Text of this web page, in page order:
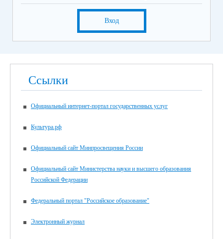
Вход
Ссылки
Официальный интернет-портал государственных услуг
Культура.рф
Официальный сайт Минпросвещения России
Официальный сайт Министерства науки и высшего образования
Российской Федерации
Федеральный портал "Российское образование"
Электронный журнал